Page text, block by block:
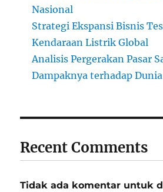
Nasional
Strategi Ekspansi Bisnis
Kendaraan Listrik Global
Analisis Pergerakan Pasar
Dampaknya terhadap
Recent Comments
Tidak ada komentar untuk